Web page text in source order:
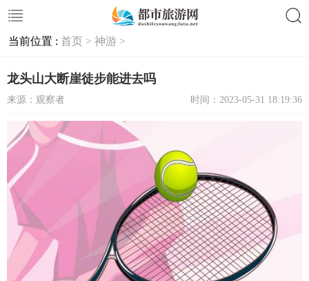
当前位置 : 首页 > 神游 >
龙头山大断崖徒步能进去吗
来源：观察者 时间：2023-05-31 18:19:36